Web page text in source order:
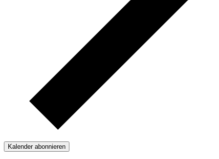
Kalender abonnieren